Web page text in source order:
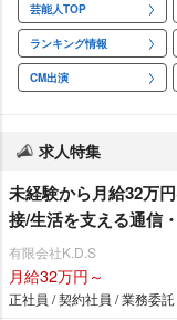
芸能人TOP
ランキング情報
CM出演
求人特集
未経験から月給32万
接/生活を支える通信
有限会社K.D.S
月給32万円～
正社員 / 契約社員 / 業務委